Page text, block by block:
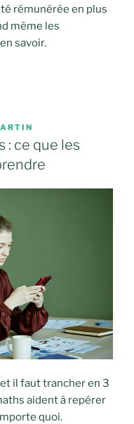
rémunérée en plus
même les
savoir.
: ce que les
il faut trancher en 3
aident à repérer
quoi.